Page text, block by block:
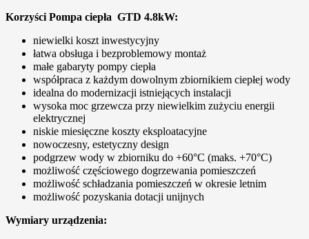
Korzyści Pompa ciepła GTD 4.8kW:
niewielki koszt inwestycyjny
łatwa obsługa i bezproblemowy montaż
małe gabaryty pompy ciepła
współpraca z każdym dowolnym zbiornikiem ciepłej wody
idealna do modernizacji istniejących instalacji
wysoka moc grzewcza przy niewielkim zużyciu energii
elektrycznej
niskie miesięczne koszty eksploatacyjne
nowoczesny, estetyczny design
podgrzew wody w zbiorniku do +60°C (maks. +70°C)
możliwość częściowego dogrzewania pomieszczeń
możliwość schładzania pomieszczeń w okresie letnim
możliwość pozyskania dotacji unijnych
Wymiary urządzenia: